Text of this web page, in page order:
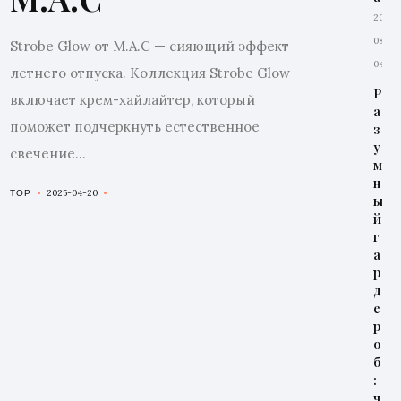
Strobe Glow от M.A.C — сияющий эффект
летнего отпуска. Коллекция Strobe Glow
включает крем-хайлайтер, который
поможет подчеркнуть естественное
свечение...
TOP 2025-04-20
2026-
08-
04
Р
а
з
у
м
н
ы
й
г
а
р
д
е
р
о
б
: